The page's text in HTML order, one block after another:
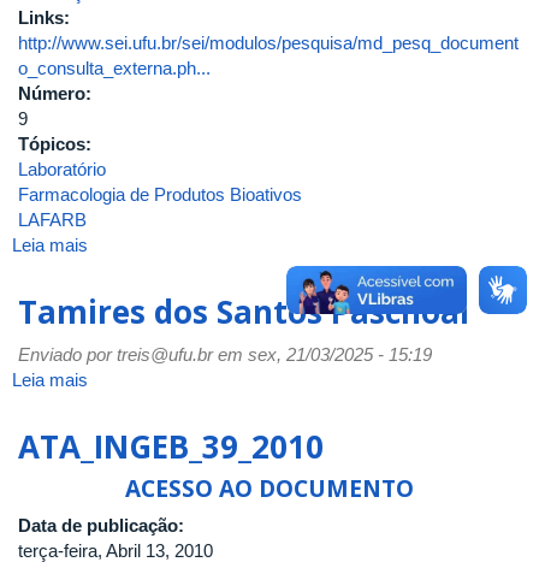
Links:
http://www.sei.ufu.br/sei/modulos/pesquisa/md_pesq_document
o_consulta_externa.ph...
Número:
9
Tópicos:
Laboratório
Farmacologia de Produtos Bioativos
LAFARB
Leia mais
CONIBTEC
Nº
abril
2025
Tamires dos Santos Paschoal
Enviado portreis@ufu.brem sex, 21/03/2025 - 15:19
Leia mais
Santos
Paschoal
ATA_INGEB_39_2010
ACESSO AO DOCUMENTO
Data de publicação:
terça-feira, Abril 13, 2010